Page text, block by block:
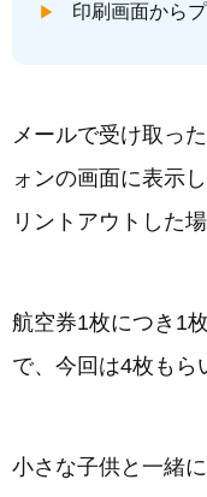
印刷画面から
メールで受け取っ
ォンの画面に表示
リントアウトした
航空券1枚につき1
で、今回は4枚もら
小さな子供と一緒